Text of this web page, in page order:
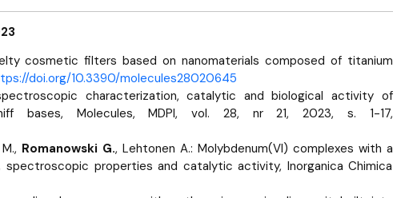
cosmetic filters based on nanomaterials composed of titanium
doi.org/10.3390/molecules28020645
characterization, catalytic and biological activity of
bases, Molecules, MDPI, vol. 28, nr 21, 2023, s. 1-17,
Romanowski G., Lehtonen A.: Molybdenum(VI) complexes with a
spectroscopic properties and catalytic activity, Inorganica Chimica